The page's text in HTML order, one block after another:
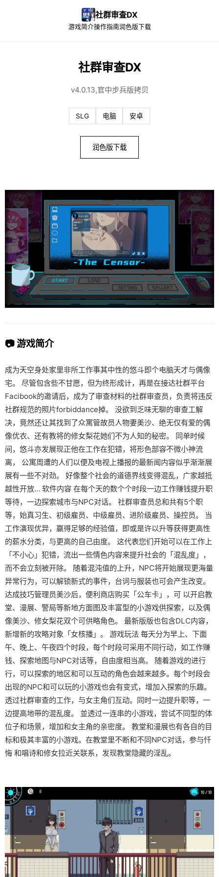
社群审查DX
游戏简介操作指南润色版下载
社群审查DX
v4.0.13,官中步兵版拷贝
SLG 电脑 安卓
润色版下载
📷 游戏简介
成为天空身处家里非所工作事其中性的悠斗即个电脑天才与偶像
宅。 尽管包含些不甘愿，但为终形成计，再是在接达社群平台
Facibook的邀请后，成为了审查材料的社群审查员，负责将违反
社群规范的照片forbiddance掉。 没欲到乏味无聊的审查工解
决，竟然还让其找到了众寓管故员人物妻美沙、绝无仅有爱的偶
像优衣、还有教将的修女梨花她们不为人知的秘密。 同单时候
间，悠斗亦发展现正他在工作在犯错，将形色部容不微小神流
离， 公寓周遭的人们以便及电视上播报的最新闻内容似乎渐渐展
展有一些不对劲。 好像整个社会的道德界线变得混乱，广家越抵
越性开放… 软件内容 在每个天的数个个时段一边工作赚钱提升职
等待，一边探索城市与NPC对话。 社群审查员总和共有5个职
等，始真习生、初级雇员、中级雇员、进阶级雇员、操控员。 当
工作演现优异，赢得足够的经验值，即或是许以升等获得更高性
的薪水分类，与更高的自己由度。 这代表您们开始可以在工作上
「不小心」犯错，流出一些情色内容来提升社会的「混乱度」，
而不会立刻被开除。 随着混沌值的上升，NPC将开始展现更海量
异常行为，可以解锁新式的事件，台词与服装也可会产生改变。
达成技巧管理员美沙后，便利商店购买「公车卡」，可 以开启教
堂、漫展、警局等新地方面图及丰富型的小游戏供探索，以及偶
像美沙、修女梨花双个可供略角色。 最新版版也包含DLC内容，
新增新的攻略对象「女核播」。 游戏玩法 每天分为早上、下面
午、晚上、午夜四个时段，每个时段可采用不同行动，如工作赚
钱、探索地图与NPC对话等，自由度相当高。 随着游戏的进行
行，可以探索的地区和可以互动的角色会越来越多。每个时段会
出现的NPC和可以玩的小游戏也会有变式，增加入探索的乐趣。
透过社群审查的工作，与女主角们互动。同时一边提升职等，一
边提高地带的混乱度。 並透过一连串的小游戏，尝试不同型的体
位子和场景，增加和女主角的亲密度。 教堂和漫展也有各自的目
标和极其丰富的小游戏。在教堂里不断和不同NPC对话，参与忏
悔 和唱诗和修女拉近关联系，发现教堂隐藏的淫乱。